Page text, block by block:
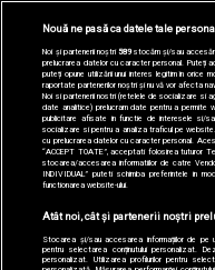
medicool
Nouă ne pasă ca datele tale
Noi și partenerii noștri589stocăm și/sau
prelucrarea datelor cu caracter personal. Puteți
puteți opune utilizării unui interes legitim în
raportate partenerilor noștri și nu vă vor afecta
Noi si partenerii nostri (retelele de socializare si
date analitice) prelucram date pentru a permite
publicitare afisate in functie de interesele si/
socializare si pentru a analiza traficul pe
cu prelucrarea datelor cu caracter personal.
“ACCEPT TOATE”, acceptati folosirea tuturor
stocarea/accesarea informatiilor de catre
INDIVIDUAL” puteti schimba preferintele in
functionarea website-ului.
Atât noi, cât și partenerii noștri
Stocarea și/sau accesarea informațiilor de pe
pentru selectarea conținutului personalizat.
personalizat. Utilizarea profilurilor pentru